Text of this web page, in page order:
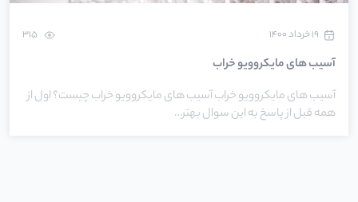
۱۹ خرداد ۱۴۰۰
آسیب های مایکروویو خراب
آسیب های مایکروویو خراب آسیب های مایکروویو خراب چیست؟ اول از
همه قبل از پاسخ به این سوال بهتر…